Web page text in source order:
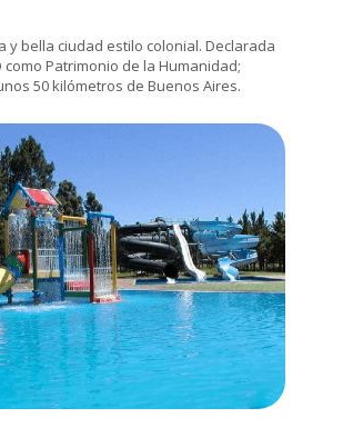
y bella ciudad estilo colonial. Declarada
como Patrimonio de la Humanidad;
50 kilómetros de Buenos Aires.